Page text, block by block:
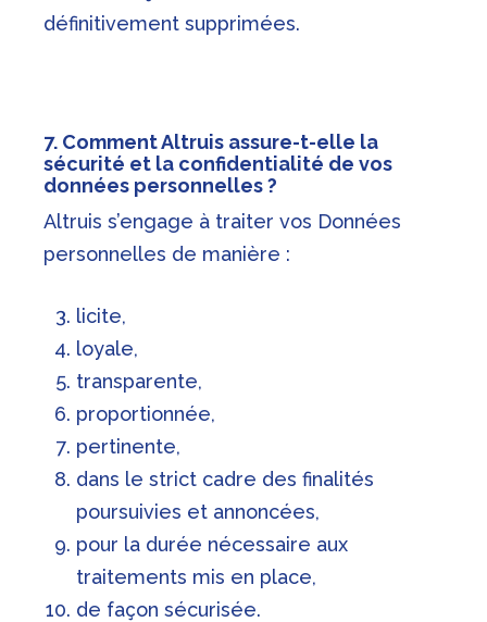
définitivement supprimées.
7. Comment Altruis assure-t-elle la
sécurité et la confidentialité de vos
données personnelles ?
Altruis s’engage à traiter vos Données
personnelles de manière :
licite,
loyale,
transparente,
proportionnée,
pertinente,
dans le strict cadre des finalités
poursuivies et annoncées,
pour la durée nécessaire aux
traitements mis en place,
de façon sécurisée.